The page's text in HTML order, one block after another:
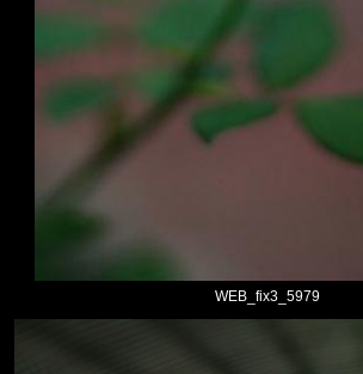
WEB_fix3_5979